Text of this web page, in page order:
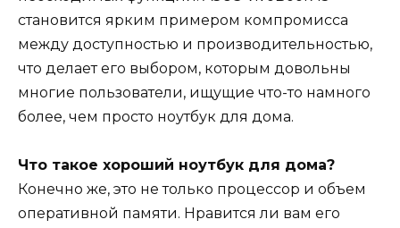
становится ярким примером компромисса
между доступностью и производительностью,
что делает его выбором, которым довольны
многие пользователи, ищущие что-то намного
более, чем просто ноутбук для дома.
Что такое хороший ноутбук для дома?
Конечно же, это не только процессор и объем
оперативной памяти. Нравится ли вам его